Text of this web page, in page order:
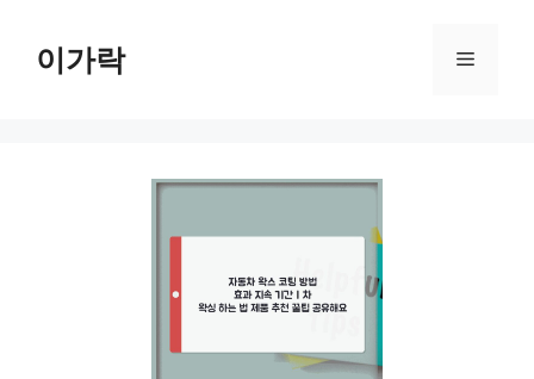
이가락 메